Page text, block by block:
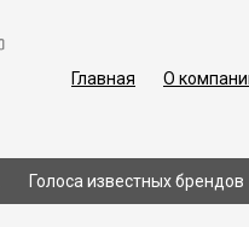
Главная О
Голоса известных брендов